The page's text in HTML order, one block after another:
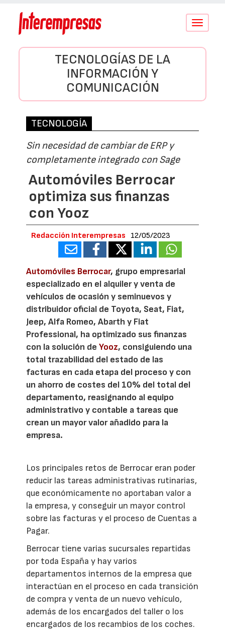
Conmutar
TECNOLOGÍAS DE LA
INFORMACIÓN Y
COMUNICACIÓN
TECNOLOGÍA
Sin necesidad de cambiar de ERP y
completamente integrado con Sage
Automóviles Berrocar
optimiza sus finanzas
con Yooz
Redacción Interempresas 12/05/2023
Automóviles Berrocar, grupo empresarial
especializado en el alquiler y venta de
vehículos de ocasión y seminuevos y
distribuidor oficial de Toyota, Seat, Fiat,
Jeep, Alfa Romeo, Abarth y Fiat
Professional, ha optimizado sus finanzas
con la solución deYooz, consiguiendo una
total trazabilidad del estado de las
facturas en cada etapa del proceso y con
un ahorro de costes del 10% del total del
departamento, reasignando al equipo
administrativo y contable a tareas que
crean un mayor valor añadido para la
empresa.
Los principales retos de Berrocar eran poder
reducir las tareas administrativas rutinarias,
que económicamente no aportaban valor a
la empresa, y conseguir un mayor control
sobre las facturas y el proceso de Cuentas a
Pagar.
Berrocar tiene varias sucursales repartidas
por toda España y hay varios
departamentos internos de la empresa que
interactúan en el proceso en cada transición
de compra y venta de un nuevo vehículo,
además de los encargados del taller o los
encargados de los recambios de los coches.